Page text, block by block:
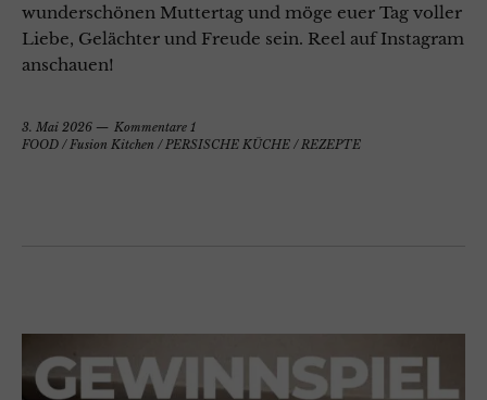
wunderschönen Muttertag und möge euer Tag voller
Liebe, Gelächter und Freude sein. Reel auf Instagram
anschauen!
3. Mai 2026
Kommentare 1
FOOD / Fusion Kitchen / PERSISCHE KÜCHE / REZEPTE